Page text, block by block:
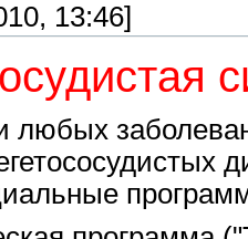
13:46]
любых